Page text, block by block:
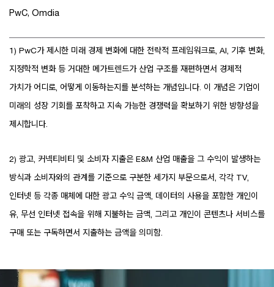
PwC, Omdia
1) PwC가 제시한 미래 경제 변화에 대한 전략적 프레임워크로, AI, 기후 변화,
지정학적 변화 등 거대한 메가트렌드가 산업 구조를 재편하면서 경제적
가치가 어디로, 어떻게 이동하는지를 분석하는 개념입니다. 이 개념은 기업이
미래의 성장 기회를 포착하고 지속 가능한 경쟁력을 확보하기 위한 방향성을
제시합니다.
2) 광고, 커넥티비티 및 소비자 지출은 E&M 산업 매출을 그 수익이 발생하는
방식과 소비자와의 관계를 기준으로 구분한 세가지 부문으로서, 각각 TV,
인터넷 등 각종 매체에 대한 광고 수익 금액, 데이터의 사용을 포함한 개인이
유, 무선 인터넷 접속을 위해 지불하는 금액, 그리고 개인이 콘텐츠나 서비스를
구매 또는 구독하면서 지출하는 금액을 의미함.